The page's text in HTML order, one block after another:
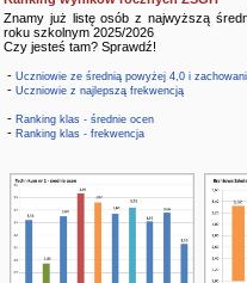
Znamy już listę osób z najwyższą
roku szkolnym 2025/2026
Czy jesteś tam? Sprawdź!
- Uczniowie ze średnią powyżej 4,0 i
- Uczniowie z najlepszą frekwencją
- Ranking klas - średnie ocen
- Ranking klas - frekwencja